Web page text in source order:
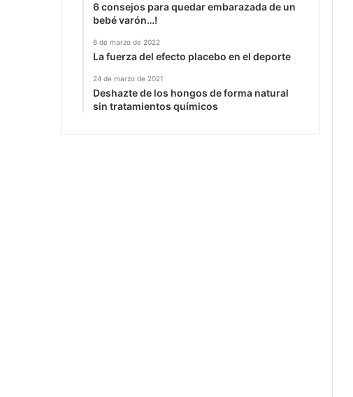
6 consejos para quedar embarazada de un
bebé varón…!
6 de marzo de 2022
La fuerza del efecto placebo en el deporte
24 de marzo de 2021
Deshazte de los hongos de forma natural
sin tratamientos químicos